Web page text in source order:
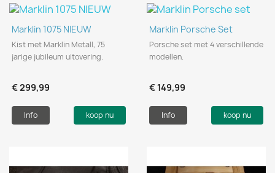
Marklin 1075 NIEUW
Kist met Marklin Metall, 75
jarige jubileum uitovering.
€ 299,99
Info koop nu
Marklin Porsche Set
Porsche set met 4 verschillende
modellen.
€ 149,99
Info koop nu